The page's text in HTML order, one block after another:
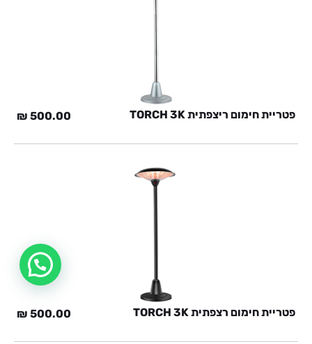
פטריית חימום ריצפתית TORCH 3K 500.00
₪
פטריית חימום רצפתית TORCH 3K 500.00
₪